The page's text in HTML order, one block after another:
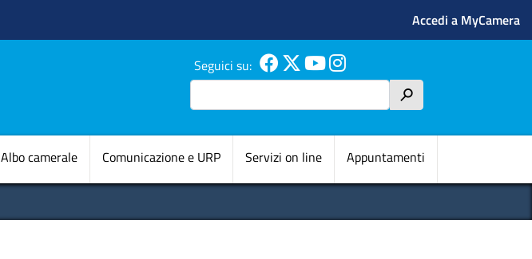
Menu
Accedi a MyCamera
Seguici su:
Cerca
h
Navigazione principale
Albo camerale Comunicazione e URP Servizi on line Appuntamenti